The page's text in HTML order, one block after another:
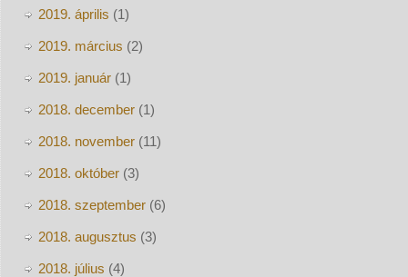
2019. április (1)
2019. március (2)
2019. január(1)
2018. december(1)
2018. november(11)
2018. október(3)
2018. szeptember(6)
2018. augusztus (3)
2018. július (4)